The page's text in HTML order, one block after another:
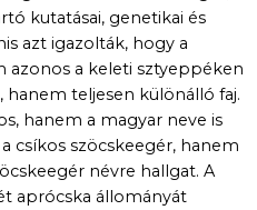
kutatásai, genetikai és
azt igazolták, hogy a
azonos a keleti sztyeppéken
teljesen különálló faj.
hanem a magyar neve is
csíkos szöcskeegér, hanem
névre hallgat. A
aprócska állományát